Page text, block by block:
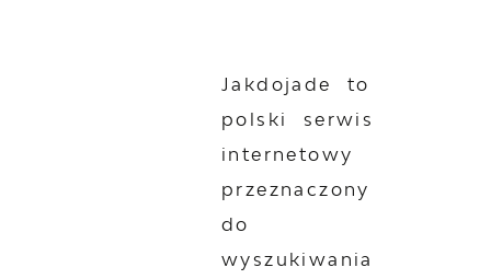
Jakdojade to
polski serwis
internetowy
przeznaczony
do
wyszukiwania